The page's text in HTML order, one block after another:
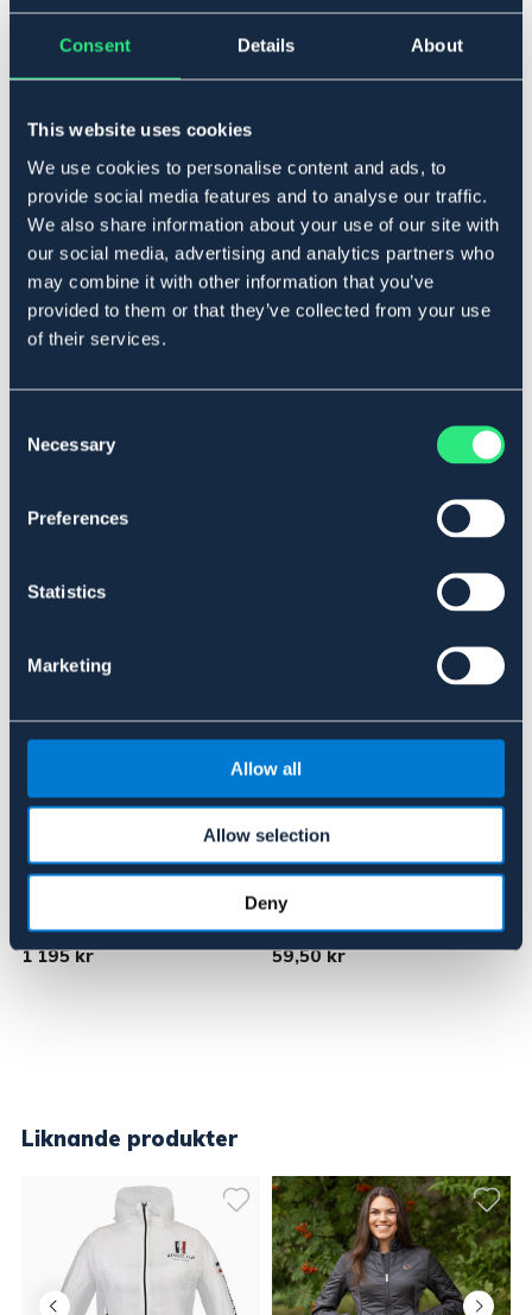
Consent Details About
This website uses cookies
We use cookies to personalise content and ads, to
provide social media features and to analyse our traffic.
We also share information about your use of our site with
our social media, advertising and analytics partners who
may combine it with other information that you’ve
provided to them or that they’ve collected from your use
of their services.
Selection
Necessary
Preferences
Statistics
Marketing
Allow all
Allow selection
Deny
Material: Vaxad bomull. Rutigt innerfoder.
Tänk på storleken: Eftersom modellen är unisex kan den
För bästa passform – kika gärna i vår storleksguide
innan du beställer.
Art.nr. 1004-BN-XS
BRUN
Se lager i butik
Recensioner
Relaterade produkter
1 195 kr
Vax 100 g
59,50 kr
Liknande produkter